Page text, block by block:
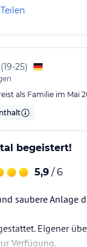
Teilen
(19-25)
als Familie im Mai
begeistert!
5,9 / 6
saubere Anlage
Eigener
Verfügung.